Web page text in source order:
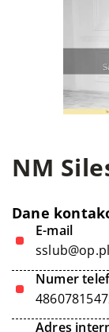
NM
Dane
E-mail
sslub@op.pl
Numer
Adres